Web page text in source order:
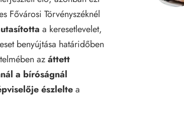
Fővárosi Törvényszéknél
a keresetlevelet,
benyújtása határidőben
azáttett
a bíróságnál
észleltea